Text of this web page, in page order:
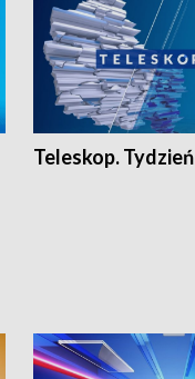
Teleskop. Tydzień